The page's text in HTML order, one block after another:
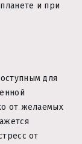
и при
для
от желаемых
от